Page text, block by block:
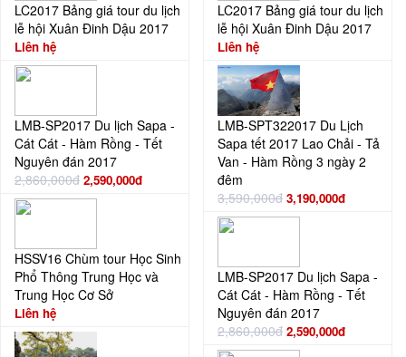
LC2017 Bảng giá tour du lịch
lễ hội Xuân Đinh Dậu 2017
Liên hệ
LMB-SP2017 Du lịch Sapa -
Cát Cát - Hàm Rồng - Tết
Nguyên đán 2017
2,860,000đ 2,590,000đ
HSSV16 Chùm tour Học Sinh
Phổ Thông Trung Học và
Trung Học Cơ Sở
Liên hệ
LC2017 Bảng giá tour du lịch
lễ hội Xuân Đinh Dậu 2017
Liên hệ
LMB-SPT322017 Du Lịch
Sapa tết 2017 Lao Chải - Tả
Van - Hàm Rồng 3 ngày 2
đêm
3,590,000đ 3,190,000đ
LMB-SP2017 Du lịch Sapa -
Cát Cát - Hàm Rồng - Tết
Nguyên đán 2017
2,860,000đ 2,590,000đ